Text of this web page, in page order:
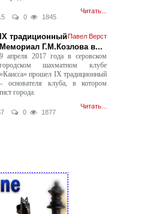
0 1845
Читать...
Павел Верст
IX традиционный
Мемориал Г.М.Козлова в...
9 апреля 2017 года в серовском
городском шахматном клубе
«Каисса» прошел IX традиционный
клуба, в котором
города.
0 1877
Читать...